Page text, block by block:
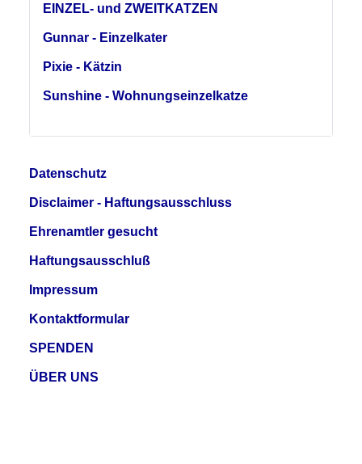
EINZEL- und ZWEITKATZEN
Gunnar - Einzelkater
Pixie - Kätzin
Sunshine - Wohnungseinzelkatze
Datenschutz
Disclaimer - Haftungsausschluss
Ehrenamtler gesucht
Haftungsausschluß
Impressum
Kontaktformular
SPENDEN
ÜBER UNS